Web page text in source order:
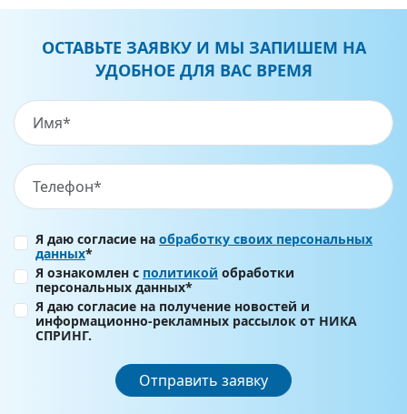
ОСТАВЬТЕ ЗАЯВКУ И МЫ ЗАПИШЕМ НА
УДОБНОЕ ДЛЯ ВАС ВРЕМЯ
Я даю согласие на обработку своих персональных
данных*
Я ознакомлен с политикой обработки
персональных данных*
Я даю согласие на получение новостей и
информационно-рекламных рассылок от НИКА
СПРИНГ.
Отправить заявку